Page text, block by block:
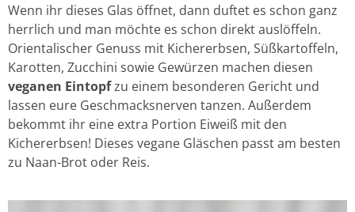
Wenn ihr dieses Glas öffnet, dann duftet es schon ganz
herrlich und man möchte es schon direkt auslöffeln.
Orientalischer Genuss mit Kichererbsen, Süßkartoffeln,
Karotten, Zucchini sowie Gewürzen machen diesen
veganen Eintopfzu einem besonderen Gericht und
lassen eure Geschmacksnerven tanzen. Außerdem
bekommt ihr eine extra Portion Eiweiß mit den
Kichererbsen! Dieses vegane Gläschen passt am besten
zu Naan-Brot oder Reis.